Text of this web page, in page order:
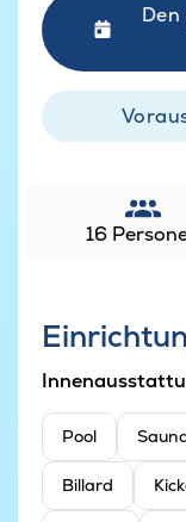
16
Pool
Billard